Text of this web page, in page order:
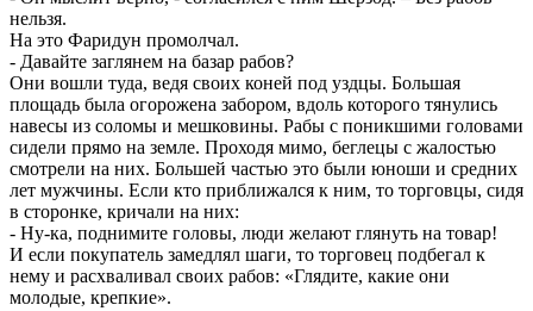
нельзя.
На это Фаридун промолчал.
- Давайте заглянем на базар рабов?
Они вошли туда, ведя своих коней под уздцы. Большая
площадь была огорожена забором, вдоль которого тянулись
навесы из соломы и мешковины. Рабы с поникшими головами
сидели прямо на земле. Проходя мимо, беглецы с жалостью
смотрели на них. Большей частью это были юноши и средних
лет мужчины. Если кто приближался к ним, то торговцы, сидя
в сторонке, кричали на них:
- Ну-ка, поднимите головы, люди желают глянуть на товар!
И если покупатель замедлял шаги, то торговец подбегал к
нему и расхваливал своих рабов: «Глядите, какие они
молодые, крепкие».